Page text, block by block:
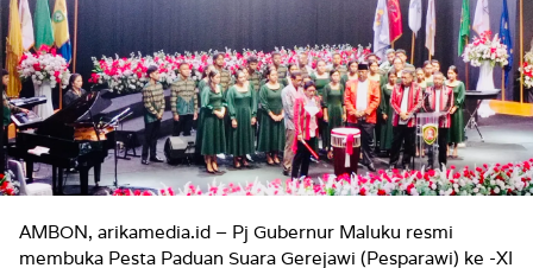
AMBON, arikamedia.id – Pj Gubernur Maluku resmi
membuka Pesta Paduan Suara Gerejawi (Pesparawi) ke -XI